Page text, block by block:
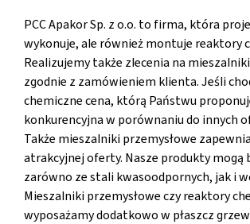
PCC Apakor Sp. z o.o. to firma, która
wykonuje, ale również montuje reaktory
Realizujemy także zlecenia na
zgodnie z zamówieniem klienta. Jeśli
chemiczne cena, którą Państwu
konkurencyjna w porównaniu do innych
Także mieszalniki przemysłowe
atrakcyjnej oferty. Nasze produkty mogą
zarówno ze stali kwasoodpornych, jak i
Mieszalniki przemysłowe czy reaktory
wyposażamy dodatkowo w płaszcz